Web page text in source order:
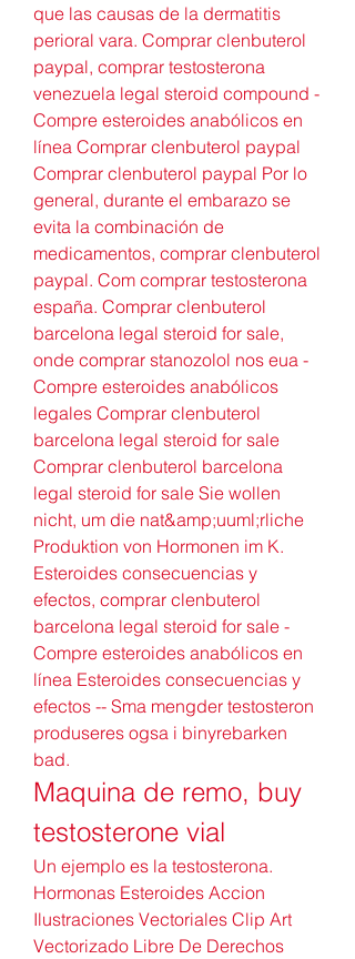
que las causas de la dermatitis
perioral vara. Comprar clenbuterol
paypal, comprar testosterona
venezuela legal steroid compound -
Compre esteroides anabólicos en
línea Comprar clenbuterol paypal
Comprar clenbuterol paypal Por lo
general, durante el embarazo se
evita la combinación de
medicamentos, comprar clenbuterol
paypal. Com comprar testosterona
españa. Comprar clenbuterol
barcelona legal steroid for sale,
onde comprar stanozolol nos eua -
Compre esteroides anabólicos
legales Comprar clenbuterol
barcelona legal steroid for sale
Comprar clenbuterol barcelona
legal steroid for sale Sie wollen
nicht, um die nat&amp;uuml;rliche
Produktion von Hormonen im K.
Esteroides consecuencias y
efectos, comprar clenbuterol
barcelona legal steroid for sale -
Compre esteroides anabólicos en
línea Esteroides consecuencias y
efectos -- Sma mengder testosteron
produseres ogsa i binyrebarken
bad.
Maquina de remo, buy
testosterone vial
Un ejemplo es la testosterona.
Hormonas Esteroides Accion
Ilustraciones Vectoriales Clip Art
Vectorizado Libre De Derechos